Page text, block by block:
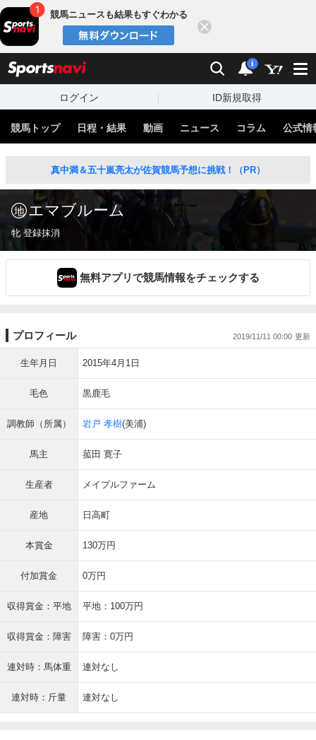
競馬ニュースも結果もすぐわかる
検索 通知
i
ログイン ID新規取得
競馬トップ 日程・結果 動画 ニュース コラム 公式情
真中満＆五十嵐亮太が佐賀競馬予想に挑戦！（PR）
エマブルーム
牝 登録抹消
無料アプリで競馬情報をチェックする
プロフィール 2019/11/11 00:00
生年月日 2015年4月1日
毛色 黒鹿毛
調教師（所属） 岩戸 孝樹(美浦)
馬主 菰田 寛子
生産者 メイプルファーム
産地 日高町
本賞金 130万円
付加賞金 0万円
収得賞金：平地 平地：100万円
収得賞金：障害 障害：0万円
連対時：馬体重 連対なし
連対時：斤量 連対なし